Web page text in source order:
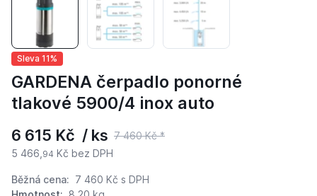
Sleva 11%
GARDENA čerpadlo ponorné
tlakové 5900/4 inox auto
6 615 Kč / ks 7 460 Kč *
5 466, 94 Kč bez DPH
Běžná cena: 7 460 Kč s DPH